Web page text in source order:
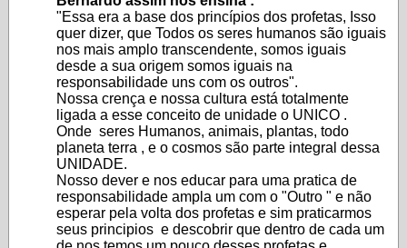
"Essa era a base dos princípios dos profetas, Isso
quer dizer, que Todos os seres humanos são iguais
nos mais amplo transcendente, somos iguais
desde a sua origem somos iguais na
responsabilidade uns com os outros".
Nossa crença e nossa cultura está totalmente
ligada a esse conceito de unidade o UNICO .
Onde seres Humanos, animais, plantas, todo
planeta terra , e o cosmos são parte integral dessa
UNIDADE.
Nosso dever e nos educar para uma pratica de
responsabilidade ampla um com o "Outro " e não
esperar pela volta dos profetas e sim praticarmos
seus principios e descobrir que dentro de cada um